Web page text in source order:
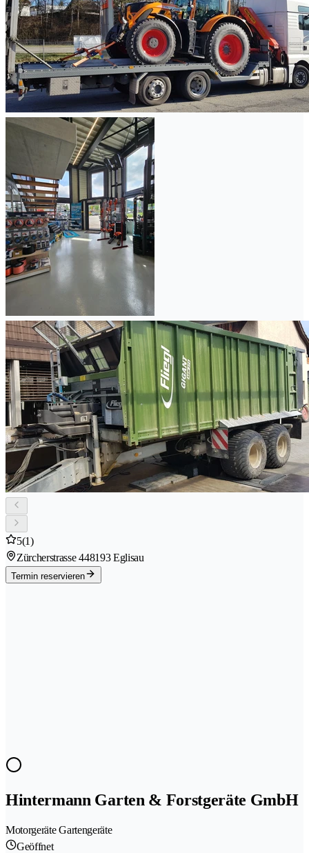
5(1)
Zürcherstrasse 448193 Eglisau
Termin reservieren
Hintermann Garten & Forstgeräte GmbH
Motorgeräte Gartengeräte
Geöffnet